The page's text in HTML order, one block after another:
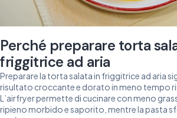
Perché preparare torta
friggitrice ad aria
Preparare la torta salata in friggitrice ad aria
risultato croccante e dorato in meno tempo
L’airfryer permette di cucinare con meno
ripieno morbido e saporito, mentre la pasta